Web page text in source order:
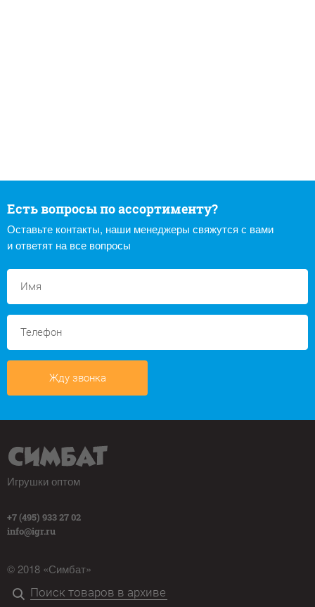
Есть вопросы по ассортименту?
Оставьте контакты, наши менеджеры свяжутся с вами
и ответят на все вопросы
Жду звонка
Игрушки оптом
+7 (495) 933 27 02
info@igr.ru
© 2018 «Симбат»